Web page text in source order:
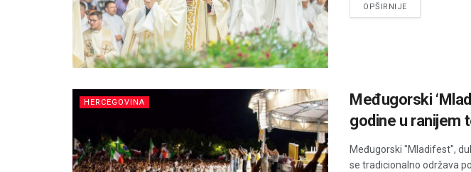
OPŠIRNIJEDETAILS
HERCEGOVINA
Međugorski
godine u ranijem
Međugorski "Mladifest",
se tradicionalno održava